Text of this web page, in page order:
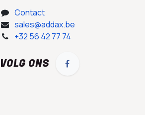
Contact
sales@addax.be
+32 56 42 77 74
VOLG ONS